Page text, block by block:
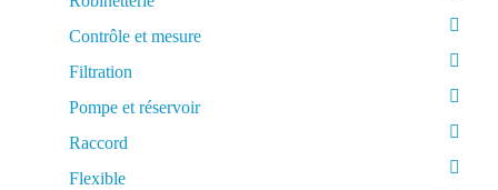
Contrôle et mesure
Filtration
Pompe et réservoir
Raccord
Flexible